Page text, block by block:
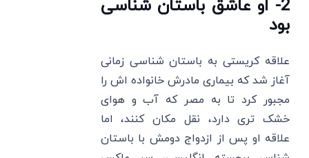
2- او عاشق باستان ‌شناسی
بود
علاقه کریستی به باستان ‌شناسی زمانی
آغاز شد که بیماری مادرش خانواده ‌اش را
مجبور کرد تا به مصر که آب و هوای
خشک ‌تری دارد، نقل مکان کنند، اما
علاقه او پس از ازدواج دومش با باستان